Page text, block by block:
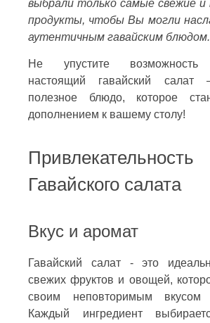
выбрали только самые свежие и
продукты, чтобы Вы могли
аутентичным гавайским блюдом.
Не упустите возможность
настоящий гавайский
полезное блюдо, которое
дополнением к вашему столу!
Привлекательность
Гавайского салата
Вкус и аромат
Гавайский салат - это
свежих фруктов и овощей,
своим неповторимым
Каждый ингредиент